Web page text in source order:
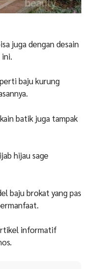
juga dengan desain
baju kurung
batik juga tampak
hijau sage
baju brokat yang pas
informatif